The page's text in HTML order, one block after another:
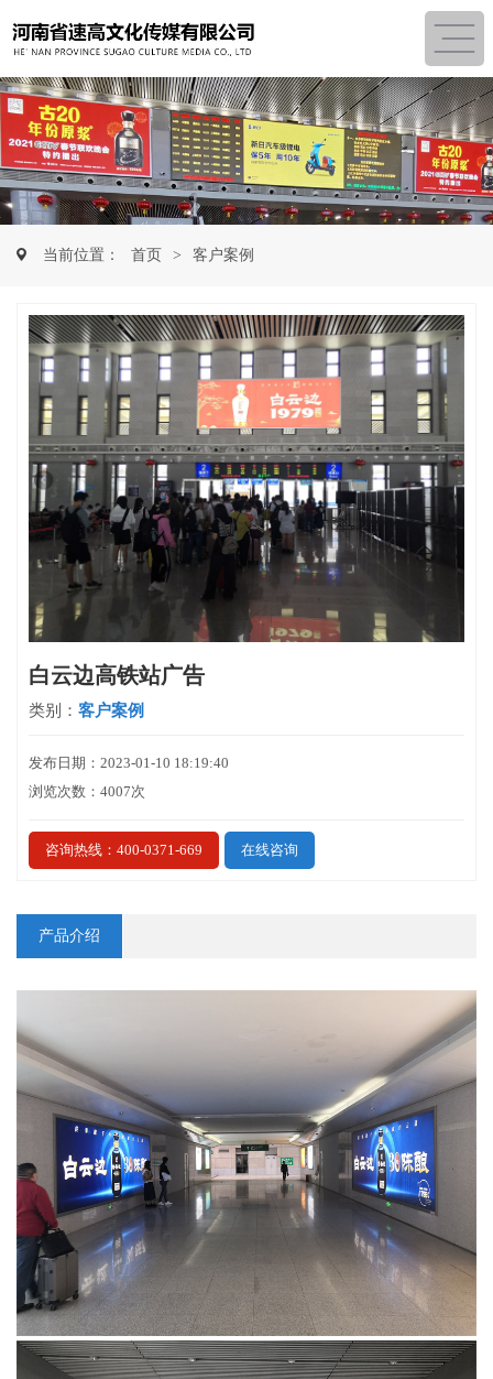
当前位置： 首页 > 客户案例
白云边高铁站广告
类别： 客户案例
发布日期：2023-01-10 18:19:40
浏览次数：4007次
咨询热线：400-0371-669 在线咨询
产品介绍